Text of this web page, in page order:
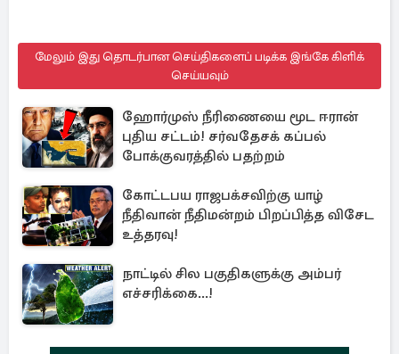
மேலும் இது தொடர்பான செய்திகளைப் படிக்க இங்கே கிளிக்
செய்யவும்
ஹோர்முஸ் நீரிணையை மூட ஈரான்
புதிய சட்டம்! சர்வதேசக் கப்பல்
போக்குவரத்தில் பதற்றம்
கோட்டபய ராஜபக்சவிற்கு யாழ்
நீதிவான் நீதிமன்றம் பிறப்பித்த விசேட
உத்தரவு!
நாட்டில் சில பகுதிகளுக்கு அம்பர்
எச்சரிக்கை...!